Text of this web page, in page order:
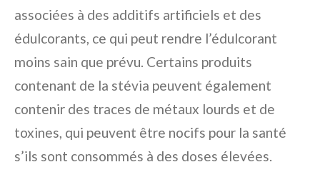
associées à des additifs artificiels et des
édulcorants, ce qui peut rendre l’édulcorant
moins sain que prévu. Certains produits
contenant de la stévia peuvent également
contenir des traces de métaux lourds et de
toxines, qui peuvent être nocifs pour la santé
s’ils sont consommés à des doses élevées.